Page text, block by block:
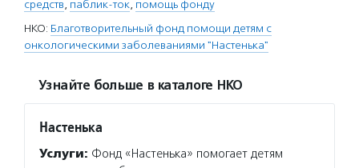
средств, паблик-ток, помощь фонду
НКО: Благотворительный фонд помощи детям с
онкологическими заболеваниями "Настенька"
Узнайте больше в каталоге НКО
Настенька
Услуги: Фонд «Настенька» помогает детям